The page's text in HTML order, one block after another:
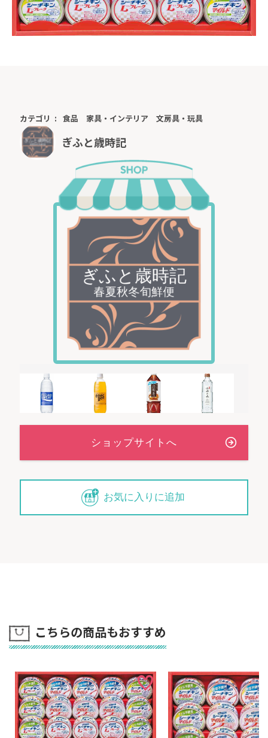
カテゴリ 食品 家具・インテリア 文房具・玩具
ぎふと歳時記
お気に入りに追加
こちらの商品もおすすめ